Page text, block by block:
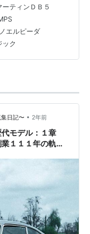
ダージが５着でし
ドが勝利、リヤン
イフティファール
１着３回、２着１
１０頭が入着し、
ティンＤＢ５
エルピーダ
ック
日記〜 • 2年前
代モデル：１章
１１１年の軌跡